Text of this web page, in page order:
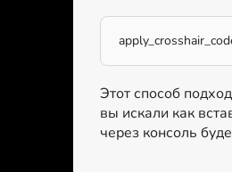
Этот способ
вы искали как
через консоль